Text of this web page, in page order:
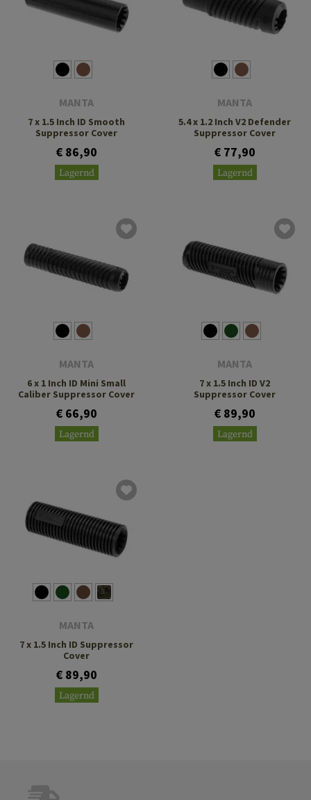
MANTA
7 x 1.5 Inch ID Smooth
Suppressor Cover
€ 86,90
Lagernd
MANTA
5.4 x 1.2 Inch V2 Defender
Suppressor Cover
€ 77,90
Lagernd
MANTA
6 x 1 Inch ID Mini Small
Caliber Suppressor Cover
€ 66,90
Lagernd
MANTA
7 x 1.5 Inch ID V2
Suppressor Cover
€ 89,90
Lagernd
MANTA
7 x 1.5 Inch ID Suppressor
Cover
€ 89,90
Lagernd